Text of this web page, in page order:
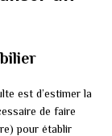
est d’estimer la
de faire
pour établir